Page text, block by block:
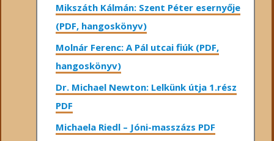
Mikszáth Kálmán: Szent Péter esernyője
(PDF, hangoskönyv)
Molnár Ferenc: A Pál utcai fiúk (PDF,
hangoskönyv)
Dr. Michael Newton: Lelkünk útja 1.rész
PDF
Michaela Riedl – Jóni-masszázs PDF